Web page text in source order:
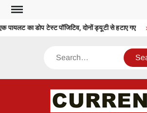
Skip
contentका डोप टेस्ट पॉजिटिव, दोनों ड्यूटी से हटाए गए
Search